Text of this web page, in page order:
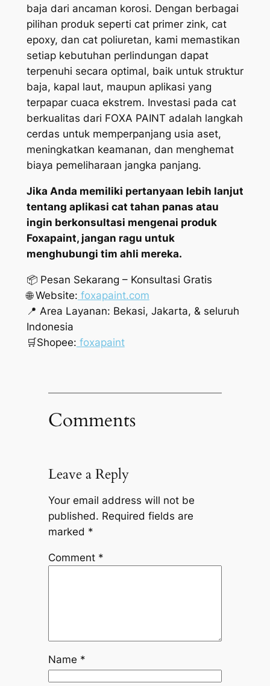
baja dari ancaman korosi. Dengan berbagai
pilihan produk seperti cat primer zink, cat
epoxy, dan cat poliuretan, kami memastikan
setiap kebutuhan perlindungan dapat
terpenuhi secara optimal, baik untuk struktur
baja, kapal laut, maupun aplikasi yang
terpapar cuaca ekstrem. Investasi pada cat
berkualitas dari FOXA PAINT adalah langkah
cerdas untuk memperpanjang usia aset,
meningkatkan keamanan, dan menghemat
biaya pemeliharaan jangka panjang.
Jika Anda memiliki pertanyaan lebih lanjut
tentang aplikasi cat tahan panas atau
ingin berkonsultasi mengenai produk
Foxapaint, jangan ragu untuk
menghubungi tim ahli mereka.
📦 Pesan Sekarang – Konsultasi Gratis
🌐 Website: foxapaint.com
📍 Area Layanan: Bekasi, Jakarta, & seluruh
Indonesia
🛒Shopee: foxapaint
Comments
Leave a Reply
Your email address will not be
published. Required fields are
marked *
Comment *
Name *